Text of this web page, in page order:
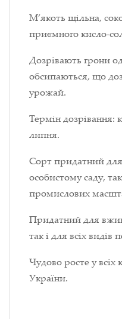
М’якоть щільна,
приємного кисло-
Дозрівають грони
обсипаються, що
урожай.
Термін дозрівання:
липня.
Сорт придатний
особистому саду,
промислових
Придатний для
так і для всіх видів
Чудово росте у всіх
України.